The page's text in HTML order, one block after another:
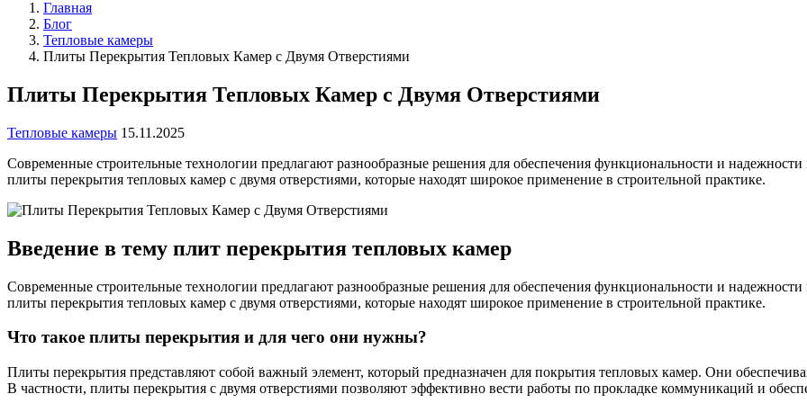
Главная
Блог
Тепловые камеры
Плиты Перекрытия Тепловых Камер с Двумя Отверстиями
Плиты Перекрытия Тепловых Камер с Двумя Отверстиями
Тепловые камеры 15.11.2025
Современные строительные технологии предлагают разнообразные решения для обеспечения функциональности и
плиты перекрытия тепловых камер с двумя отверстиями, которые находят широкое применение в строительной практике.
Введение в тему плит перекрытия тепловых камер
Современные строительные технологии предлагают разнообразные решения для обеспечения функциональности и
плиты перекрытия тепловых камер с двумя отверстиями, которые находят широкое применение в строительной практике.
Что такое плиты перекрытия и для чего они нужны?
Плиты перекрытия представляют собой важный элемент, который предназначен для покрытия тепловых камер. Они
В частности, плиты перекрытия с двумя отверстиями позволяют эффективно вести работы по прокладке коммуникаций и